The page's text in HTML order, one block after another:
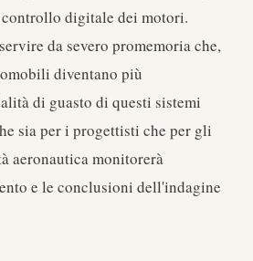
digitale dei motori.
da severo promemoria che,
diventano più
di guasto di questi sistemi
sia per i progettisti che per gli
aeronautica monitorerà
e le conclusioni dell'indagine